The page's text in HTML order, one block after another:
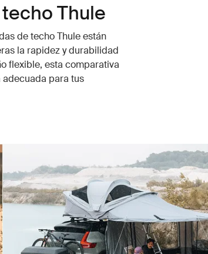
Thule
de techo Thule están
la rapidez y durabilidad
flexible, esta comparativa
para tus